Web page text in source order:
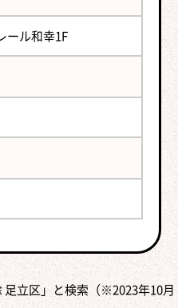
ール和幸1F
足立区」と検索（※2023年10月